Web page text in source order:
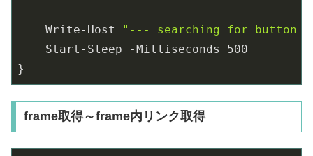
    Write-Host
"--- searching for button
    Start-Sleep -Milliseconds
500
}
frame取得～frame内リンク取得